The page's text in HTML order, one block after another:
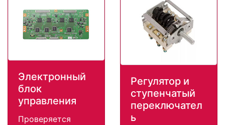
Электронный
блок
управления
Проверяется
Регулятор и
ступенчатый
переключател
ь